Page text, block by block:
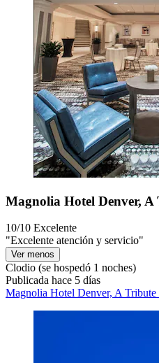
Magnolia Hotel Denver,
10/10 Excelente
"Excelente atención y servicio"
Ver menos
Clodio (se hospedó 1 noches)
Publicada hace 5 días
Magnolia Hotel Denver, A